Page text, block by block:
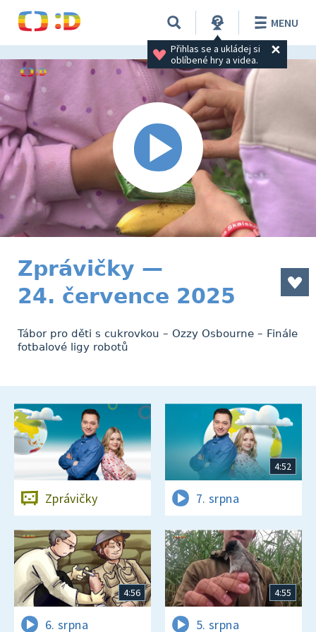
Přihlas se a ukládej si
oblíbené hry a videa.
MENU
Zprávičky —
24. července 2025
Tábor pro děti s cukrovkou – Ozzy Osbourne – Finále
fotbalové ligy robotů
Zprávičky
4:52
7. srpna
4:56
6. srpna
4:55
5. srpna